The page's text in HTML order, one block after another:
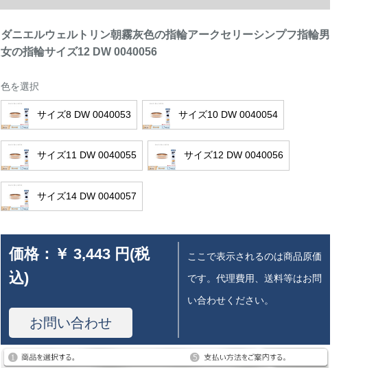
ダニエルウェルトリン朝霧灰色の指輪アークセリーシンプフ指輪男
女の指輪サイズ12 DW 0040056
色を選択
サイズ8 DW 0040053 サイズ10 DW 0040054
サイズ11 DW 0040055 サイズ12 DW 0040056
サイズ14 DW 0040057
価格： ￥ 3,443 円(税
込)
お問い合わせ
ここで表示されるのは商品原価
です。代理費用、送料等はお問
い合わせください。